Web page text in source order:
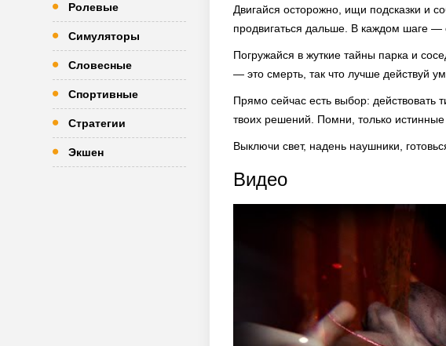
Ролевые
Симуляторы
Словесные
Спортивные
Стратегии
Экшен
Двигайся осторожно, ищи подсказки и
продвигаться дальше. В каждом шаге —
Погружайся в жуткие тайны парка и
— это смерть, так что лучше действуй
Прямо сейчас есть выбор: действовать
твоих решений. Помни, только
Выключи свет, надень наушники,
Видео